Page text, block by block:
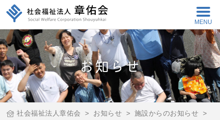
MENU
お知らせ
社会福祉法人章佑会 > お知らせ > 施設からのお知らせ >